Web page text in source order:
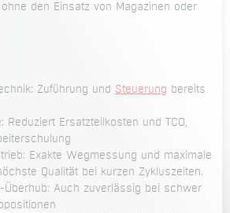
den Einsatz von Magazinen oder
Zuführung und Steuerung bereits
Reduziert Ersatzteilkosten und TCO,
Exakte Wegmessung und maximale
Qualität bei kurzen Zykluszeiten.
Auch zuverlässig bei schwer